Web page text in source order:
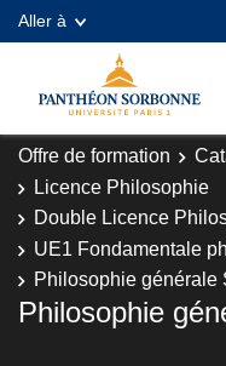
Aller à
Offre de formation
Licence Philosophie
Double Licence
UE1 Fondamentale
Philosophie générale
Philosophie